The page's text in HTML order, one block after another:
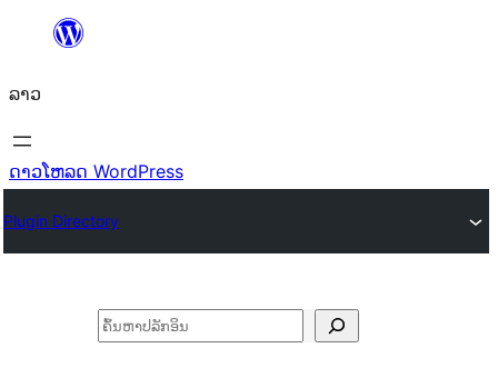
ທີ່
ເນື້ອຫາ
ລາວ
ດາວໂຫລດ WordPress
Plugin Directory
ຄົ້ນຫາ